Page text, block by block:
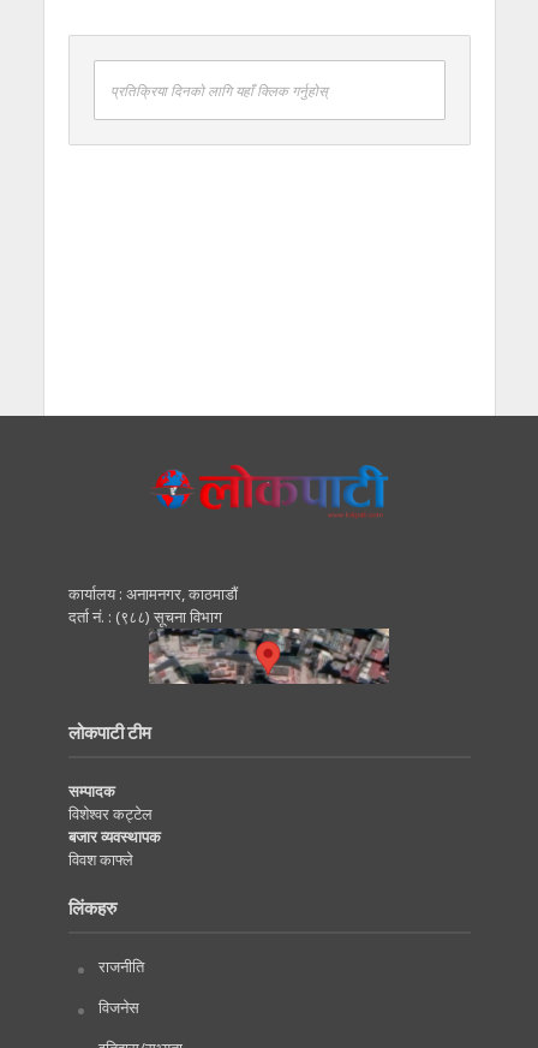
प्रतिक्रिया दिनको लागि यहाँ क्लिक गर्नुहोस्
कार्यालय : अनामनगर, काठमाडाैं
दर्ता नं. : (९८८) सूचना विभाग
लोकपाटी टीम
सम्पादक
विशेश्वर कट्टेल
बजार व्यवस्थापक
विवश काफ्ले
लिंकहरु
राजनीति
विजनेस